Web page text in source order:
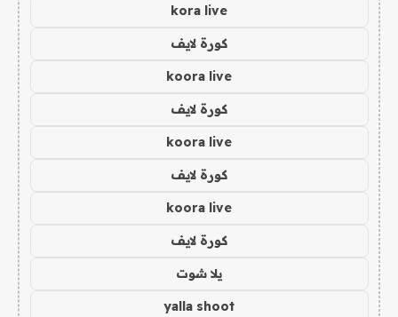
kora live
كورة لايف
koora live
كورة لايف
koora live
كورة لايف
koora live
كورة لايف
يلا شوت
yalla shoot